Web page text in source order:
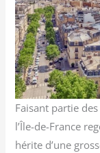
Faisant partie
l’Île-de-France
hérite d’une